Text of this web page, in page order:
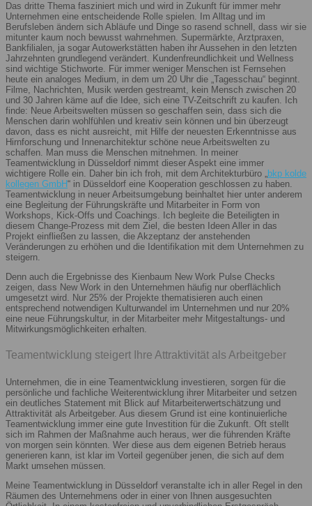
Das dritte Thema fasziniert mich und wird in Zukunft für immer mehr
Unternehmen eine entscheidende Rolle spielen. Im Alltag und im
Berufsleben ändern sich Abläufe und Dinge so rasend schnell, dass wir sie
mitunter kaum noch bewusst wahrnehmen. Supermärkte, Arztpraxen,
Bankfilialen, ja sogar Autowerkstätten haben ihr Aussehen in den letzten
Jahrzehnten grundlegend verändert. Kundenfreundlichkeit und Wellness
sind wichtige Stichworte. Für immer weniger Menschen ist Fernsehen
heute ein analoges Medium, in dem um 20 Uhr die „Tagesschau“ beginnt.
Filme, Nachrichten, Musik werden gestreamt, kein Mensch zwischen 20
und 30 Jahren käme auf die Idee, sich eine TV-Zeitschrift zu kaufen. Ich
finde: Neue Arbeitswelten müssen so geschaffen sein, dass sich die
Menschen darin wohlfühlen und kreativ sein können und bin überzeugt
davon, dass es nicht ausreicht, mit Hilfe der neuesten Erkenntnisse aus
Hirnforschung und Innenarchitektur schöne neue Arbeitswelten zu
schaffen. Man muss die Menschen mitnehmen. In meiner
Teamentwicklung in Düsseldorf nimmt dieser Aspekt eine immer
wichtigere Rolle ein. Daher bin ich froh, mit dem Architekturbüro „bkp kolde
kollegen GmbH“ in Düsseldorf eine Kooperation geschlossen zu haben.
Teamentwicklung in neuer Arbeitsumgebung beinhaltet hier unter anderem
eine Begleitung der Führungskräfte und Mitarbeiter in Form von
Workshops, Kick-Offs und Coachings. Ich begleite die Beteiligten in
diesem Change-Prozess mit dem Ziel, die besten Ideen Aller in das
Projekt einfließen zu lassen, die Akzeptanz der anstehenden
Veränderungen zu erhöhen und die Identifikation mit dem Unternehmen zu
steigern.
Denn auch die Ergebnisse des Kienbaum New Work Pulse Checks
zeigen, dass New Work in den Unternehmen häufig nur oberflächlich
umgesetzt wird. Nur 25% der Projekte thematisieren auch einen
entsprechend notwendigen Kulturwandel im Unternehmen und nur 20%
eine neue Führungskultur, in der Mitarbeiter mehr Mitgestaltungs- und
Mitwirkungsmöglichkeiten erhalten.
Teamentwicklung steigert Ihre Attraktivität als Arbeitgeber
Unternehmen, die in eine Teamentwicklung investieren, sorgen für die
persönliche und fachliche Weiterentwicklung ihrer Mitarbeiter und setzen
ein deutliches Statement mit Blick auf Mitarbeiterwertschätzung und
Attraktivität als Arbeitgeber. Aus diesem Grund ist eine kontinuierliche
Teamentwicklung immer eine gute Investition für die Zukunft. Oft stellt
sich im Rahmen der Maßnahme auch heraus, wer die führenden Kräfte
von morgen sein könnten. Wer diese aus dem eigenen Betrieb heraus
generieren kann, ist klar im Vorteil gegenüber jenen, die sich auf dem
Markt umsehen müssen.
Meine Teamentwicklung in Düsseldorf veranstalte ich in aller Regel in den
Räumen des Unternehmens oder in einer von Ihnen ausgesuchten